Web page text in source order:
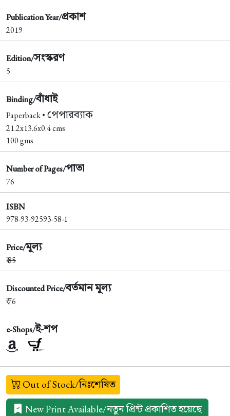
Publication Year/প্রকাশ
2019
Edition/সংস্করণ
5
Binding/বাঁধাই
Paperback • পেপারব্যাক
21.2x13.6x0.4 cms
100 gms
Number of Pages/পাতা
76
ISBN
978-93-92593-58-1
Price/মূল্য
₹85
Discounted Price/বর্তমান মূল্য
₹ 76
e-Shops/ই-শপ
Out of Stock/নিঃশেষিত
New Print Available/নতুন প্রিন্ট প্রকাশিত হয়েছে